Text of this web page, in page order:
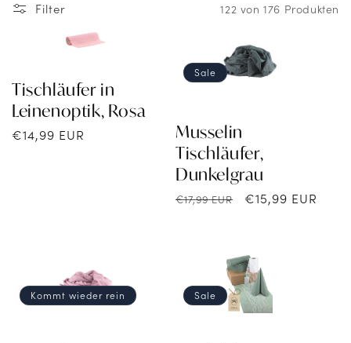
o
i
e
:
Filter 122 von 176 Produkten
Tischläufer in
Leinenoptik, Rosa
Normaler
€14,99 EUR
Sale
Musselin
Tischläufer,
Dunkelgrau
Normaler
€17,99 EUR Verkaufspreis
€15,99 EUR
Kommt wieder rein Sale